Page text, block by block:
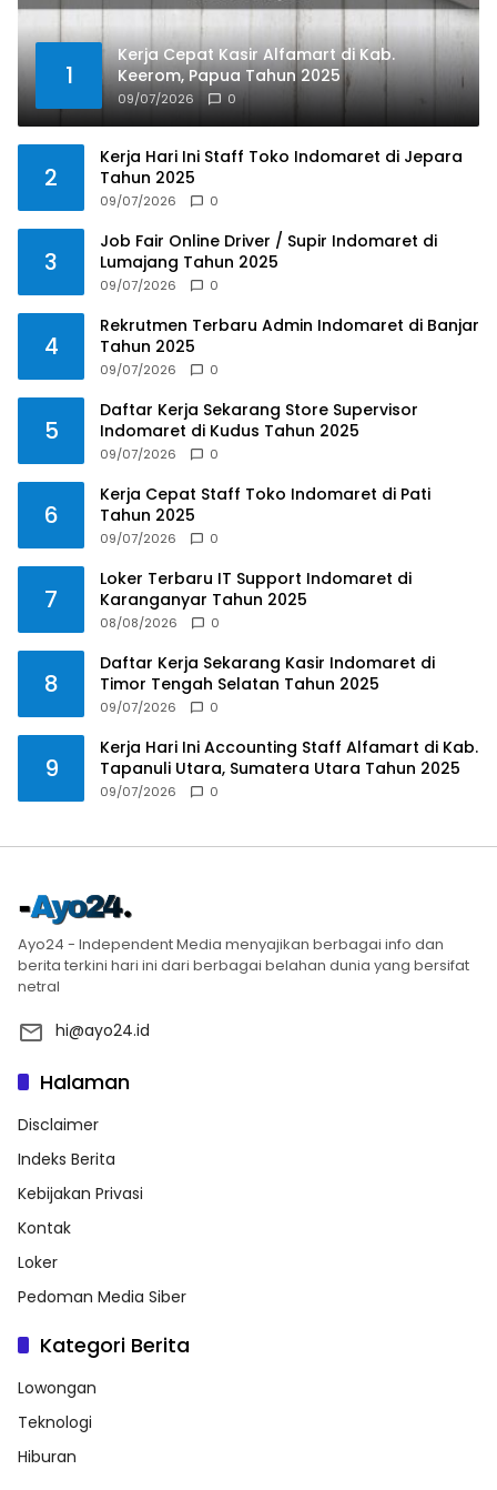
1
Kerja Cepat Kasir Alfamart di Kab.
Keerom, Papua Tahun 2025
09/07/2026 0
2
Kerja Hari Ini Staff Toko Indomaret di Jepara
Tahun 2025
09/07/2026 0
3
Job Fair Online Driver / Supir Indomaret di
Lumajang Tahun 2025
09/07/2026 0
4
Rekrutmen Terbaru Admin Indomaret di Banjar
Tahun 2025
09/07/2026 0
5
Daftar Kerja Sekarang Store Supervisor
Indomaret di Kudus Tahun 2025
09/07/2026 0
6
Kerja Cepat Staff Toko Indomaret di Pati
Tahun 2025
09/07/2026 0
7
Loker Terbaru IT Support Indomaret di
Karanganyar Tahun 2025
08/08/2026 0
8
Daftar Kerja Sekarang Kasir Indomaret di
Timor Tengah Selatan Tahun 2025
09/07/2026 0
9
Kerja Hari Ini Accounting Staff Alfamart di Kab.
Tapanuli Utara, Sumatera Utara Tahun 2025
09/07/2026 0
Ayo24 - Independent Media menyajikan berbagai info dan
berita terkini hari ini dari berbagai belahan dunia yang bersifat
netral
hi@ayo24.id
Halaman
Disclaimer
Indeks Berita
Kebijakan Privasi
Kontak
Loker
Pedoman Media Siber
Kategori Berita
Lowongan
Teknologi
Hiburan